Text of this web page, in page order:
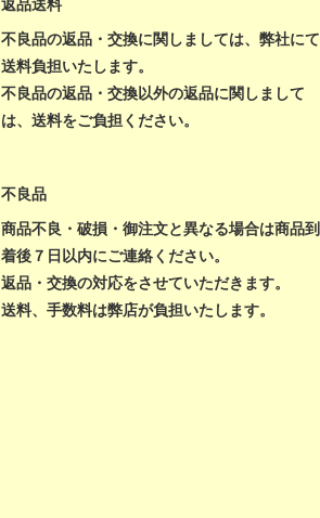
返品送料
不良品の返品・交換に関しましては、弊社にて
送料負担いたします。
不良品の返品・交換以外の返品に関しまして
は、送料をご負担ください。
不良品
商品不良・破損・御注文と異なる場合は商品到
着後７日以内にご連絡ください。
返品・交換の対応をさせていただきます。
送料、手数料は弊店が負担いたします。